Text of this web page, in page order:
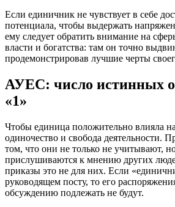
Если единичник не чувствует в себе
потенциала, чтобы выдержать
ему следует обратить внимание на
власти и богатства: там он точно
продемонстрировав лучшие черты
АУЕС: число истинных
«1»
Чтобы единица положительно влияла
одиночество и свобода деятельности.
том, что они не только не учитывают,
прислушиваются к мнению других
приказы это не для них. Если
руководящем посту, то его
обсуждению подлежать не будут.